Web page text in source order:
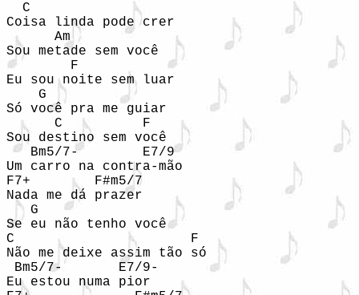
  C
Coisa linda pode crer
      Am
Sou metade sem você
        F
Eu sou noite sem luar
    G
Só você pra me guiar
      C          F
Sou destino sem você
   Bm5/7-        E7/9
Um carro na contra-mão
F7+        F#m5/7
Nada me dá prazer
   G
Se eu não tenho você
C                      F
Não me deixe assim tão só
Bm5/7-       E7/9-
Eu estou numa pior